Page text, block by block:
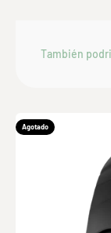
Agotado